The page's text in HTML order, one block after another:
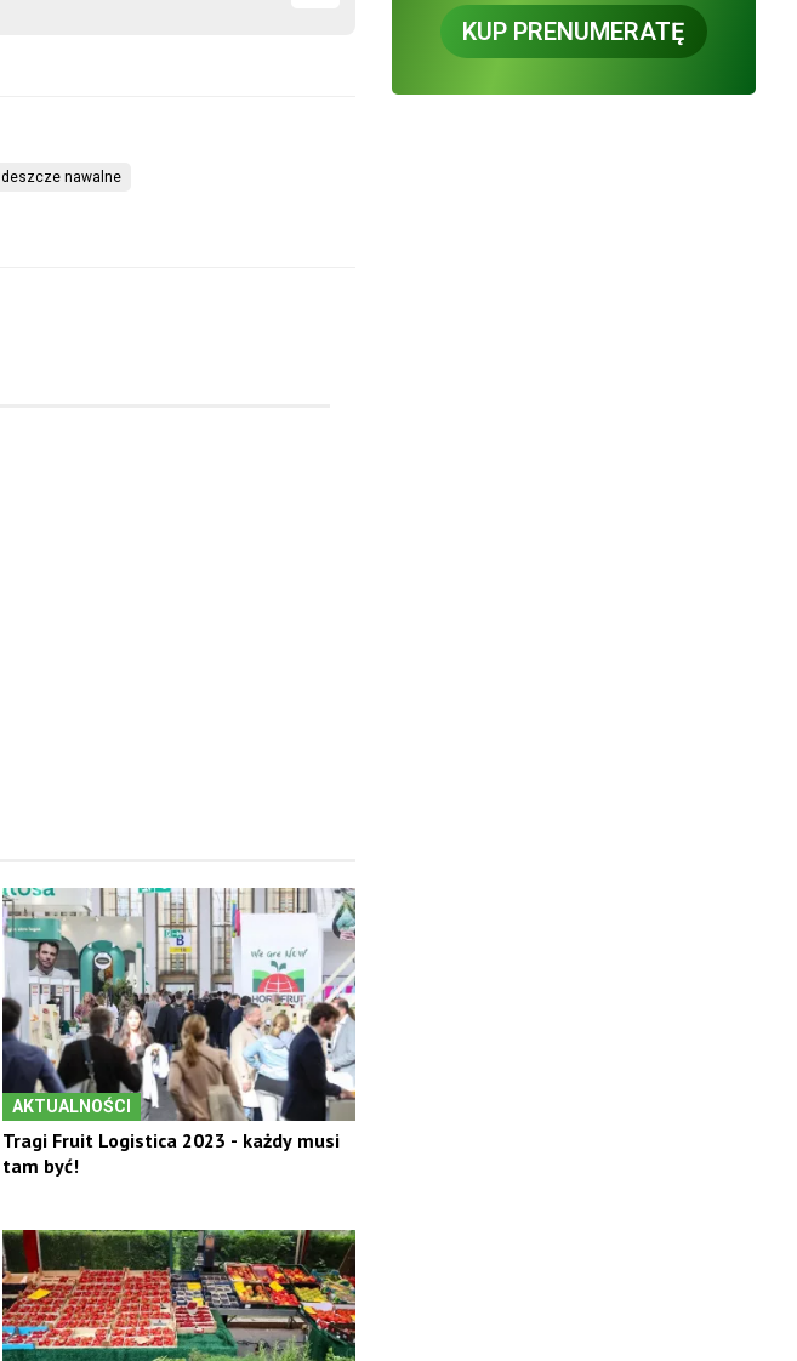
deszcze nawalne
AKTUALNOŚCI
Tragi Fruit Logistica 2023 - każdy musi
tam być!
KUP PRENUMERATĘ